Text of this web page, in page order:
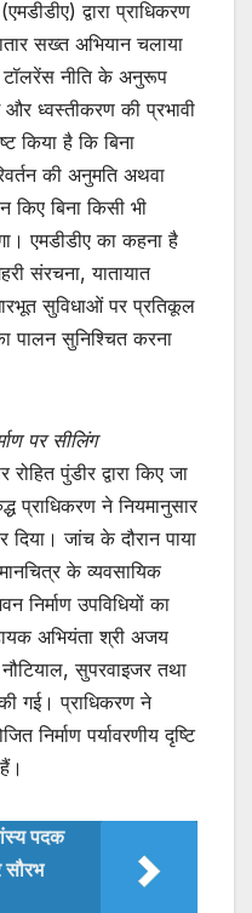
द्वारा प्राधिकरण
सख्त अभियान चलाया
टॉलरेंस नीति के अनुरूप
ध्वस्तीकरण की प्रभावी
किया है कि बिना
की अनुमति अथवा
किए बिना किसी भी
एमडीडीए का कहना है
संरचना, यातायात
सुविधाओं पर प्रतिकूल
पालन सुनिश्चित करना
पर सीलिंग
पुंडीर द्वारा किए जा
प्राधिकरण ने नियमानुसार
जांच के दौरान पाया
के व्यवसायिक
निर्माण उपविधियों का
अभियंता श्री अजय
सुपरवाइजर तथा
गई। प्राधिकरण ने
निर्माण पर्यावरणीय दृष्टि
पदक
सौरभ